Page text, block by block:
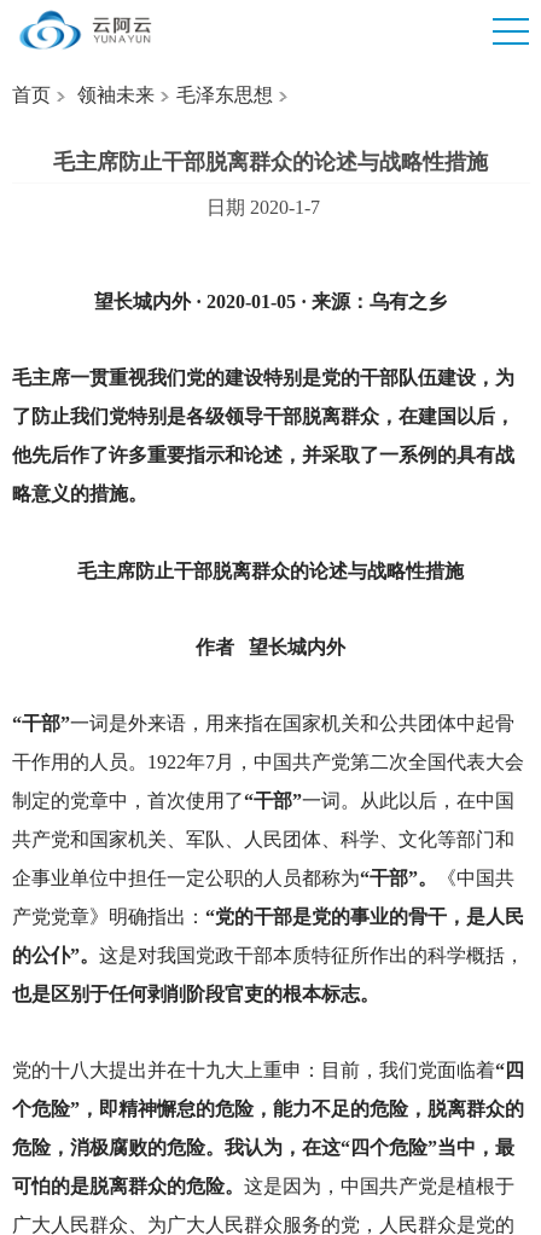
首页 领袖未来 毛泽东思想
毛主席防止干部脱离群众的论述与战略性措施
日期 2020-1-7
望长城内外 · 2020-01-05 · 来源：乌有之乡
毛主席一贯重视我们党的建设特别是党的干部队伍建设，为
了防止我们党特别是各级领导干部脱离群众，在建国以后，
他先后作了许多重要指示和论述，并采取了一系例的具有战
略意义的措施。
毛主席防止干部脱离群众的论述与战略性措施
作者 望长城内外
“干部”一词是外来语，用来指在国家机关和公共团体中起骨
干作用的人员。1922年7月，中国共产党第二次全国代表大会
制定的党章中，首次使用了“干部”一词。从此以后，在中国
共产党和国家机关、军队、人民团体、科学、文化等部门和
企事业单位中担任一定公职的人员都称为“干部”。
《中国共
产党党章》明确指出： “党的干部是党的事业的骨干，是人民
的公仆”。 这是对我国党政干部本质特征所作出的科学概括，
也是区别于任何剥削阶段官吏的根本标志。
党的十八大提出并在十九大上重申：目前，我们党面临着“四
个危险”，即精神懈怠的危险，能力不足的危险，脱离群众的
危险，消极腐败的危险。我认为，在这“四个危险”当中，最
可怕的是脱离群众的危险。 这是因为，中国共产党是植根于
广大人民群众、为广大人民群众服务的党，人民群众是党的